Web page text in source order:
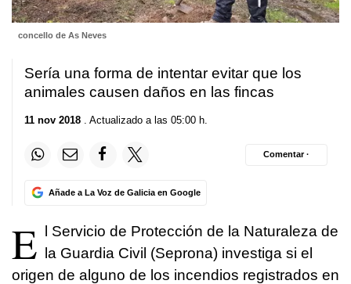
concello de As Neves
Sería una forma de intentar evitar que los
animales causen daños en las fincas
11 nov 2018 . Actualizado a las 05:00 h.
Añade a La Voz de Galicia en Google
Comentar ·
E l Servicio de Protección de la Naturaleza de
la Guardia Civil (Seprona) investiga si el
origen de alguno de los incendios registrados en